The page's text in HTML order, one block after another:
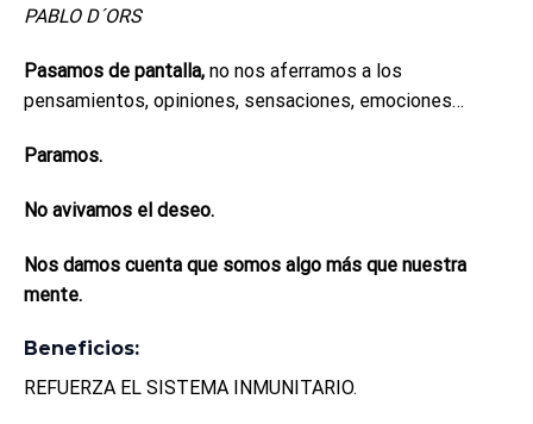
PABLO D´ORS
Pasamos de pantalla, no nos aferramos a los
pensamientos, opiniones, sensaciones, emociones…
Paramos.
No avivamos el deseo.
Nos damos cuenta que somos algo más que nuestra
mente.
Beneficios:
REFUERZA EL SISTEMA INMUNITARIO.